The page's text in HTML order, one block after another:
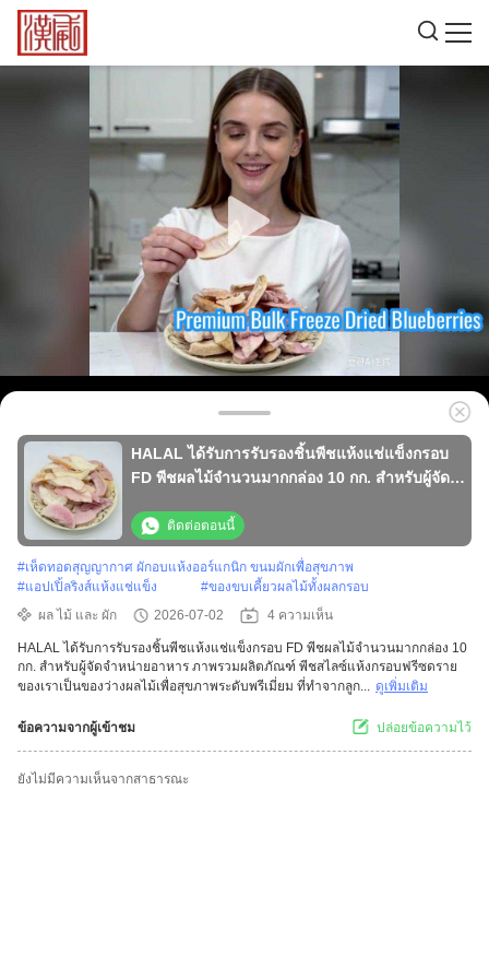
HALAL ได้รับการรับรองชิ้นพีชแห้งแช่แข็งกรอบ
FD พีชผลไม้จำนวนมากกล่อง 10 กก. สำหรับผู้จัด
ติดต่อตอนนี้
#เห็ดทอดสุญญากาศ ผักอบแห้งออร์แกนิก ขนมผักเพื่อสุขภาพ
#แอปเปิ้ลริงส์แห้งแช่แข็ง #ของขบเคี้ยวผลไม้ทั้งผลกรอบ
ผล ไม้ และ ผัก
2026-07-02 4 ความเห็น
HALAL ได้รับการรับรองชิ้นพีชแห้งแช่แข็งกรอบ FD พีชผลไม้จำนวนมากกล่อง 10
กก. สำหรับผู้จัดจำหน่ายอาหาร ภาพรวมผลิตภัณฑ์ พีชสไลซ์แห้งกรอบฟรีซดราย
ของเราเป็นของว่างผลไม้เพื่อสุขภาพระดับพรีเมี่ยม ที่ทำจากลูก... ดูเพิ่มเติม
ข้อความจากผู้เข้าชม ปล่อยข้อความไว้
ยังไม่มีความเห็นจากสาธารณะ